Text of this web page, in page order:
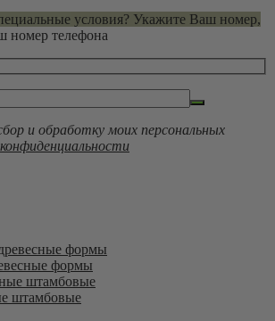
условия? Укажите Ваш номер,
номер телефона
и обработку моих персональных
формы
штамбовые